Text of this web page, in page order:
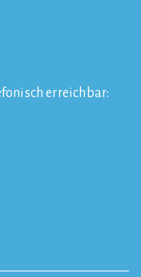
erreichbar: